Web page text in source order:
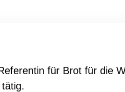
für Brot für die